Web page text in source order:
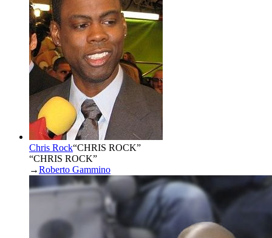
Chris Rock“CHRIS ROCK”
“CHRIS ROCK”
→Roberto Gammino